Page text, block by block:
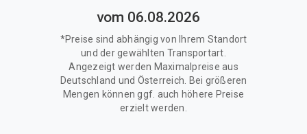
vom 06.08.2026
*Preise sind abhängig von Ihrem Standort
und der gewählten Transportart.
Angezeigt werden Maximalpreise aus
Deutschland und Österreich. Bei größeren
Mengen können ggf. auch höhere Preise
erzielt werden.